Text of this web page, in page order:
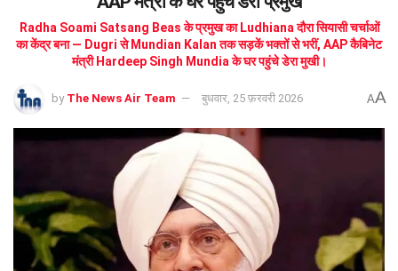
Radha Soami Satsang Beas के प्रमुख का Ludhiana दौरा सियासी चर्चाओं
का केंद्र बना — Dugri से Mundian Kalan तक सड़कें भक्तों से भरीं, AAP कैबिनेट
मंत्री Hardeep Singh Mundia के घर पहुंचे डेरा मुखी।
by The News Air Team बुधवार, 25 फ़रवरी 2026 AA